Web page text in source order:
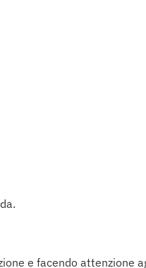
e facendo attenzione